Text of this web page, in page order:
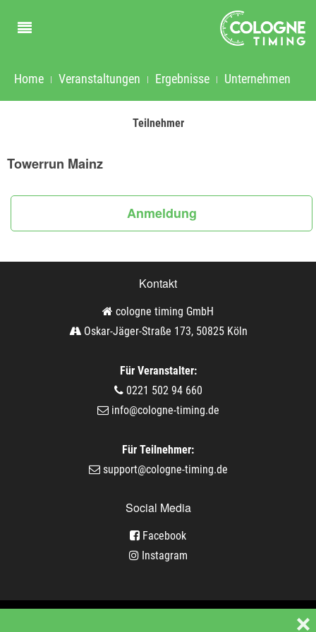
❌
Home Veranstaltungen Ergebnisse Unternehmen
Teilnehmer
Towerrun Mainz
Anmeldung
Kontakt
cologne timing GmbH
Oskar-Jäger-Straße 173, 50825 Köln
Für Veranstalter:
0221 502 94 660
info@cologne-timing.de
Für Teilnehmer:
support@cologne-timing.de
Social Media
Facebook
Instagram